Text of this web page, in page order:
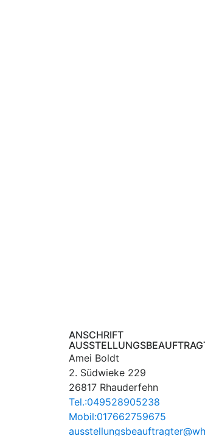
ANSCHRIFT
Amei Boldt
2. Südwieke 229
26817 Rhauderfehn
Tel.:049528905238
Mobil:017662759675